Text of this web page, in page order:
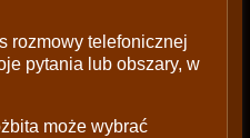
rozmowy telefonicznej
pytania lub obszary, w
może wybrać